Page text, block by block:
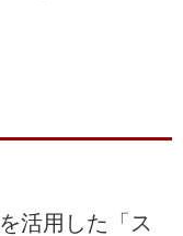
を活用した「ス